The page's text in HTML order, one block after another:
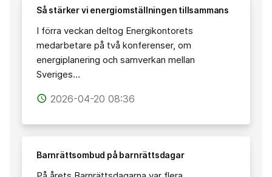
Så stärker vi energiomställningen tillsammans
I förra veckan deltog Energikontorets
medarbetare på två konferenser, om
energiplanering och samverkan mellan
Sveriges…
access_time 2026-04-20 08:36
Barnrättsombud på barnrättsdagar